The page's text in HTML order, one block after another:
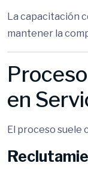
La capacitación
mantener la
en
El proceso suele